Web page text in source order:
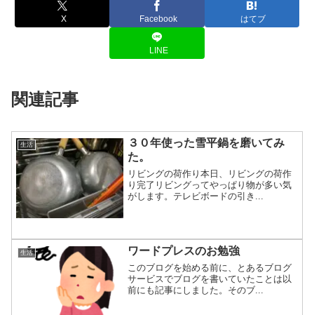
X Facebook はてブ
LINE
関連記事
生活
３０年使った雪平鍋を磨いてみ
た。
リビングの荷作り本日、リビングの荷作
り完了リビングってやっぱり物が多い気
がします。テレビボードの引き...
生活 ワードプレスのお勉強
このブログを始める前に、とあるブログ
サービスでブログを書いていたことは以
前にも記事にしました。そのブ...